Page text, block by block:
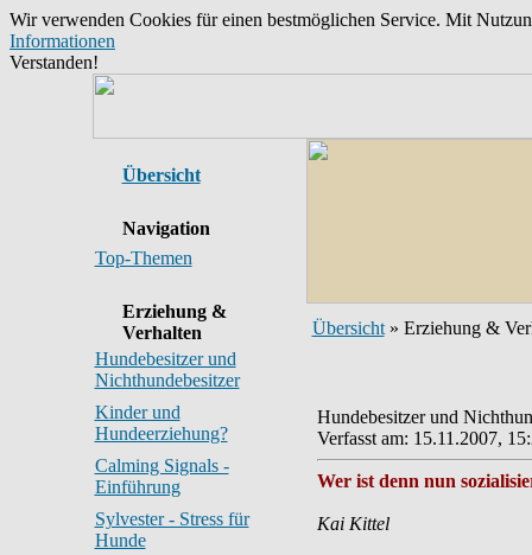
Wir verwenden Cookies für einen bestmöglichen Service. Mit
Informationen
Verstanden!
Übersicht
Navigation
Top-Themen
Erziehung &
Verhalten
Hundebesitzer und
Nichthundebesitzer
Kinder und
Hundeerziehung?
Calming Signals -
Einführung
Sylvester - Stress für
Hunde
Übersicht» Erziehung &
Hundebesitzer und
Verfasst am: 15.11.2007,
Wer ist denn nun
Kai Kittel